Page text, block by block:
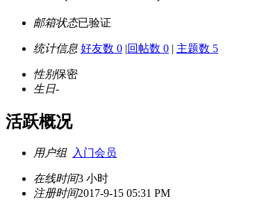
邮箱状态已验证
统计信息 好友数 0 |回帖数 0 | 主题数 5
性别保密
生日-
活跃概况
用户组 入门会员
在线时间3 小时
注册时间2017-9-15 05:31 PM